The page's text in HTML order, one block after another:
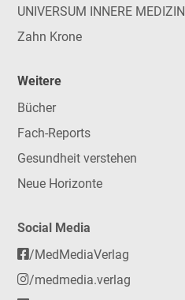
UNIVERSUM INNERE MEDIZIN
Zahn Krone
Weitere
Bücher
Fach-Reports
Gesundheit verstehen
Neue Horizonte
Social Media
/MedMediaVerlag
/medmedia.verlag